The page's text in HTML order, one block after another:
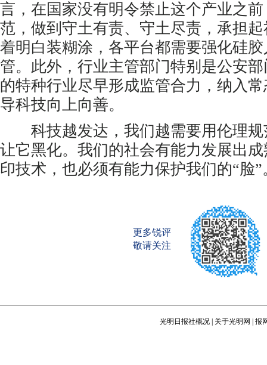
言，在国家没有明令禁止这个产业之
范，做到守土有责、守土尽责，承担
着明白装糊涂，各平台都需要强化硅
管。此外，行业主管部门特别是公安
的特种行业尽早形成监管合力，纳入
导科技向上向善。
科技越发达，我们越需要用伦理规
让它黑化。我们的社会有能力发展出
印技术，也必须有能力保护我们的“脸
更多锐评
敬请关注
光明日报社概况 关于光明网 报